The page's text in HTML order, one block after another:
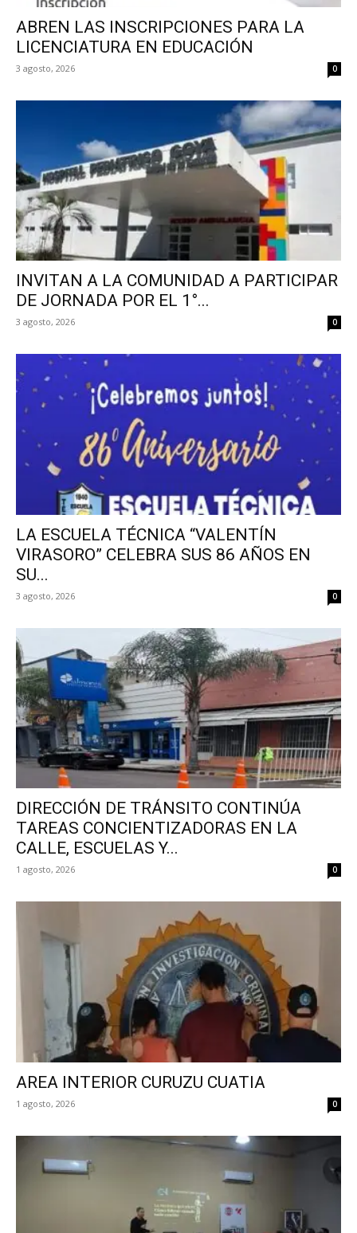
ABREN LAS INSCRIPCIONES PARA LA
LICENCIATURA EN EDUCACIÓN
3 agosto, 2026 0
INVITAN A LA COMUNIDAD A PARTICIPAR
DE JORNADA POR EL 1°...
3 agosto, 2026 0
LA ESCUELA TÉCNICA “VALENTÍN
VIRASORO” CELEBRA SUS 86 AÑOS EN
SU...
3 agosto, 2026 0
DIRECCIÓN DE TRÁNSITO CONTINÚA
TAREAS CONCIENTIZADORAS EN LA
CALLE, ESCUELAS Y...
1 agosto, 2026 0
AREA INTERIOR CURUZU CUATIA
1 agosto, 2026 0